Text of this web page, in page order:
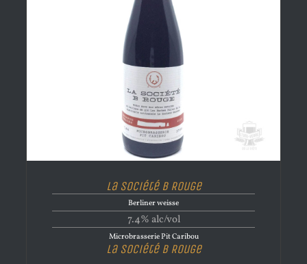
La Société B Rouge
Berliner weisse
7.4% alc/vol
Microbrasserie Pit Caribou
La Société B Rouge